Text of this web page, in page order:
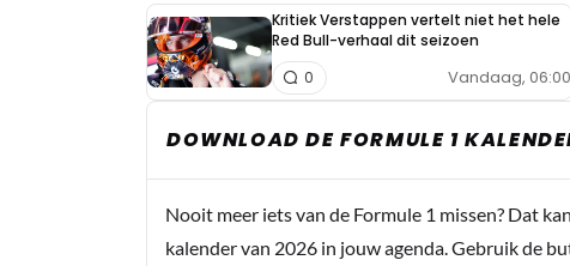
Kritiek Verstappen vertelt niet het hele
Red Bull-verhaal dit seizoen
Vandaag, 06:00
0
DOWNLOAD DE FORMULE 1
Nooit meer iets van de Formule 1 missen? Dat
kalender van 2026 in jouw agenda. Gebruik de